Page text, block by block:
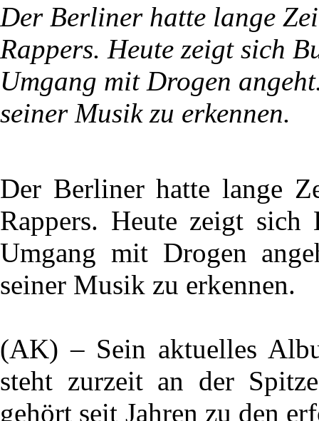
Der Berliner hatte lange
Rappers. Heute zeigt sich
Umgang mit Drogen
seiner Musik zu erkennen.
Der Berliner hatte lange
Rappers. Heute zeigt sich
Umgang mit Drogen
seiner Musik zu erkennen.
(AK) – Sein aktuelles
steht zurzeit an der
gehört seit Jahren zu den